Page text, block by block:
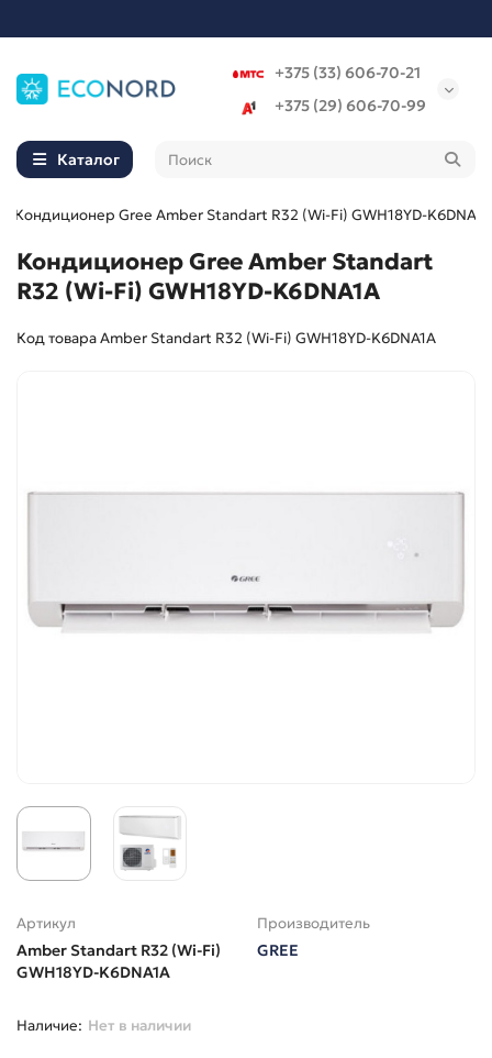
+375 (33) 606-70-21
+375 (29) 606-70-99
Каталог
Кондиционер Gree Amber Standart R32 (Wi-Fi) GWH18YD-K6DNA1A
Кондиционер Gree Amber Standart
R32 (Wi-Fi) GWH18YD-K6DNA1A
Код товара Amber Standart R32 (Wi-Fi) GWH18YD-K6DNA1A
Артикул
Amber Standart R32 (Wi-Fi)
GWH18YD-K6DNA1A
Производитель
GREE
Нет в наличии